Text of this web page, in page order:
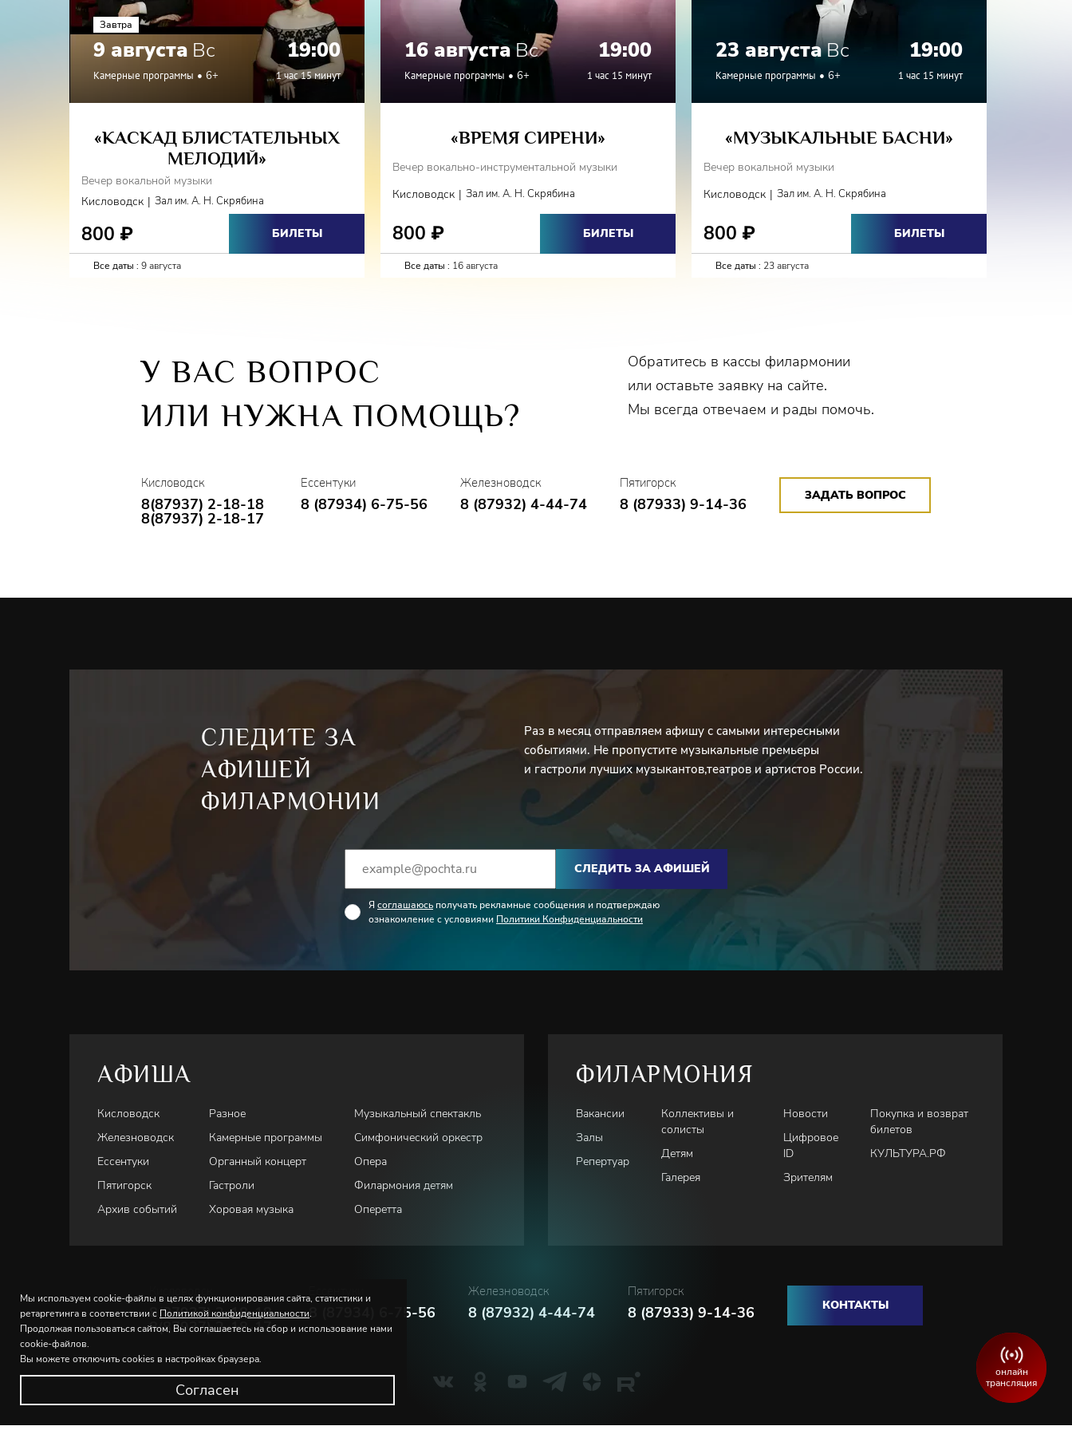
Завтра
9 августа Вс 19:00
Камерные программы 6+ 1 час 15 минут
«КАСКАД БЛИСТАТЕЛЬНЫХ
МЕЛОДИЙ»
Вечер вокальной музыки
Кисловодск | Зал им. А. Н. Скрябина
800 ₽ БИЛЕТЫ
Все даты : 9 августа
16 августаВс 19:00
Камерные программы 6+ 1 час 15 минут
«ВРЕМЯ СИРЕНИ»
Вечер вокально-инструментальной музыки
Кисловодск | Зал им. А. Н. Скрябина
800 ₽ БИЛЕТЫ
Все даты : 16 августа
23 августаВс 19:00
Камерные программы 6+ 1 час 15 минут
«МУЗЫКАЛЬНЫЕ БАСНИ»
Вечер вокальной музыки
Кисловодск | Зал им. А. Н. Скрябина
800 ₽ БИЛЕТЫ
Все даты : 23 августа
У ВАС ВОПРОС
ИЛИ НУЖНА ПОМОЩЬ?
Обратитесь в кассы филармонии
или оставьте заявку на сайте.
Мы всегда отвечаем и рады помочь.
Кисловодск
8(87937) 2-18-18
8(87937) 2-18-17
Ессентуки
8 (87934) 6-75-56
Железноводск
8 (87932) 4-44-74
Пятигорск
8 (87933) 9-14-36 ЗАДАТЬ ВОПРОС
СЛЕДИТЕ ЗА
АФИШЕЙ
ФИЛАРМОНИИ
Раз в месяц отправляем афишу с самыми интересными
событиями. Не пропустите музыкальные премьеры
и гастроли лучших музыкантов,театров и артистов России.
СЛЕДИТЬ ЗА АФИШЕЙ
Я соглашаюсь получать рекламные сообщения и подтверждаю
ознакомление с условиями Политики Конфиденциальности
АФИША
Кисловодск
Железноводск
Ессентуки
Пятигорск
Архив событий
Разное
Камерные программы
Органный концерт
Гастроли
Хоровая музыка
Музыкальный спектакль
Симфонический оркестр
Опера
Филармония детям
Оперетта
ФИЛАРМОНИЯ
Вакансии
Залы
Репертуар
Коллективы и
солисты
Детям
Галерея
Новости
Цифровое
ID
Зрителям
Покупка и возврат
билетов
КУЛЬТУРА.РФ
Кисловодск
8(87937) 2-18-18
8(87937) 2-18-17
8 (87934) 6-75-56
Железноводск
8 (87932) 4-44-74
Пятигорск
8 (87933) 9-14-36 КОНТАКТЫ
Мы используем cookie-файлы в целях функционирования сайта, статистики и
ретаргетинга в соответствии с Политикой конфиденциальности.
Продолжая пользоваться сайтом, Вы соглашаетесь на сбор и использование нами
cookie-файлов.
Вы можете отключить cookies в настройках браузера.
Согласен
онлайн
трансляция